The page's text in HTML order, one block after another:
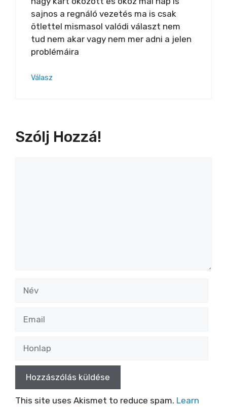
sajnos a regnáló vezetés ma is csak
ötlettel mismasol valódi választ nem
tud nem akar vagy nem mer adni a jelen
problémáira
Válasz
Szólj Hozzá!
This site uses Akismet to reduce spam. Learn